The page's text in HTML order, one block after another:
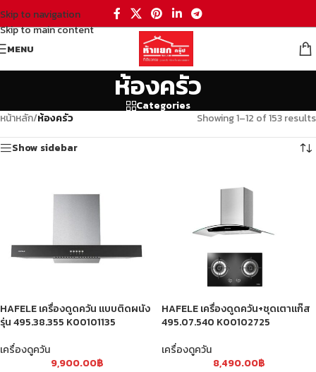
Skip to navigation
Skip to main content
MENU
ห้องครัว
Categories
หน้าหลัก/ห้องครัว
Showing 1–12 of 153 results
Show sidebar
HAFELE เครื่องดูดควัน แบบติดผนัง
รุ่น 495.38.355 K00101135
เครื่องดูควัน
9,900.00฿
HAFELE เครื่องดูดควัน+ชุดเตาแก๊ส
495.07.540 K00102725
เครื่องดูควัน
8,490.00฿